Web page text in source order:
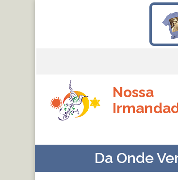
Nossa
Da Onde